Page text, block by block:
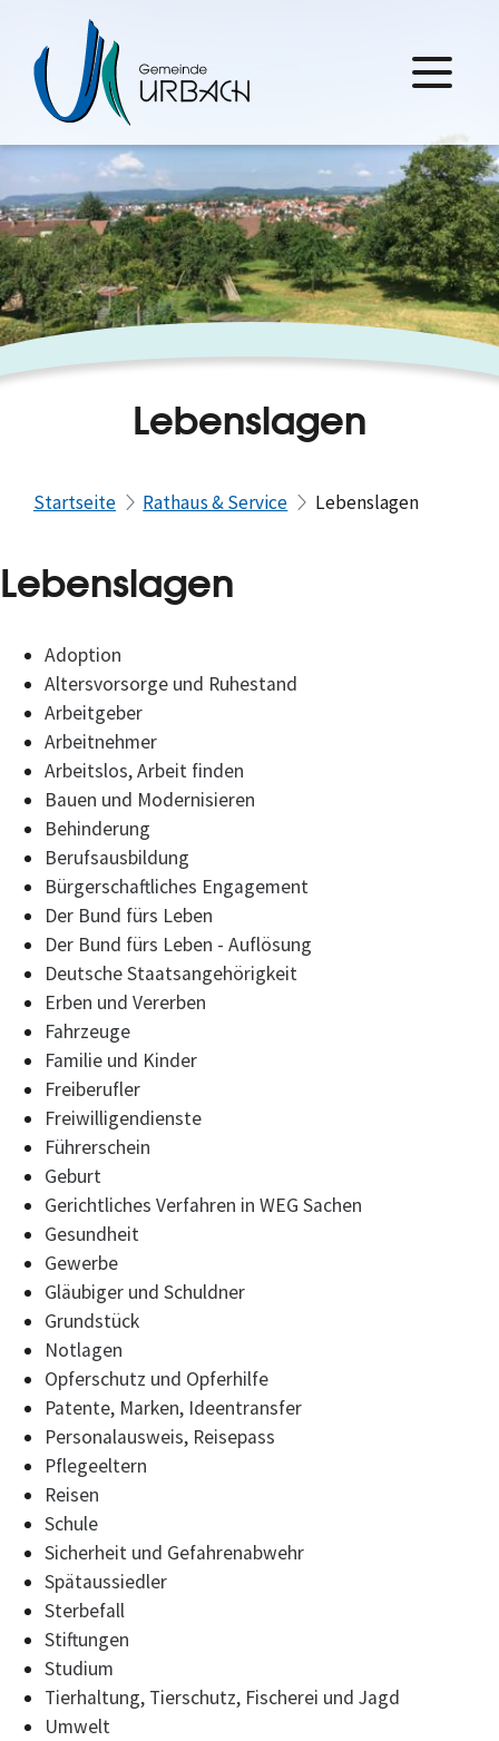
Lebenslagen
Startseite Rathaus & Service Lebenslagen
Lebenslagen
Adoption
Altersvorsorge und Ruhestand
Arbeitgeber
Arbeitnehmer
Arbeitslos, Arbeit finden
Bauen und Modernisieren
Behinderung
Berufsausbildung
Bürgerschaftliches Engagement
Der Bund fürs Leben
Der Bund fürs Leben - Auflösung
Deutsche Staatsangehörigkeit
Erben und Vererben
Fahrzeuge
Familie und Kinder
Freiberufler
Freiwilligendienste
Führerschein
Geburt
Gerichtliches Verfahren in WEG Sachen
Gesundheit
Gewerbe
Gläubiger und Schuldner
Grundstück
Notlagen
Opferschutz und Opferhilfe
Patente, Marken, Ideentransfer
Personalausweis, Reisepass
Pflegeeltern
Reisen
Schule
Sicherheit und Gefahrenabwehr
Spätaussiedler
Sterbefall
Stiftungen
Studium
Tierhaltung, Tierschutz, Fischerei und Jagd
Umwelt